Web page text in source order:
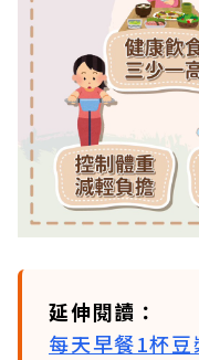
延伸閱讀：
每天早餐1杯